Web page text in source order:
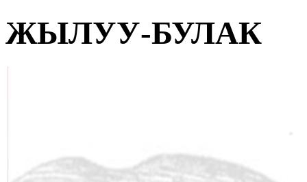
ЖЫЛУУ-БУЛАК